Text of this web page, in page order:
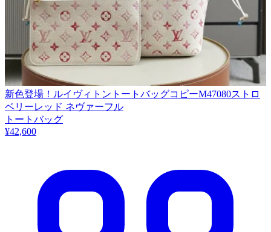
新色登場！ルイヴィトントートバッグコピーM47080ストロ
ベリーレッド ネヴァーフル
トートバッグ
¥42,600